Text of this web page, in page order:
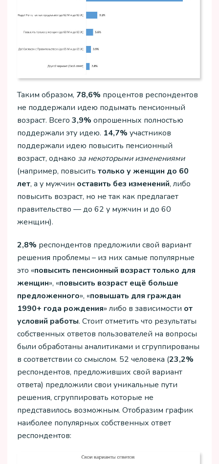
Таким образом, 78,6% процентов респондентов
не поддержали идею подымать пенсионный
возраст. Всего 3,9% опрошенных полностью
поддержали эту идею. 14,7% участников
поддержали идею повысить пенсионный
возраст, однако за некоторыми изменениями
(например, повысить только у женщин до 60
лет, а у мужчин оставить без изменений, либо
повысить возраст, но не так как предлагает
правительство — до 62 у мужчин и до 60
женщин).
2,8% респондентов предложили свой вариант
решения проблемы – из них самые популярные
это «повысить пенсионный возраст только для
женщин», «повысить возраст ещё больше
предложенного», «повышать для граждан
1990+ года рождения» либо в зависимости от
условий работы. Стоит отметить что результаты
собственных ответов пользователей на вопросы
были обработаны аналитиками и сгруппированы
в соответствии со смыслом. 52 человека (23,2%
респондентов, предложивших свой вариант
ответа) предложили свои уникальные пути
решения, сгруппировать которые не
представилось возможным. Отобразим график
наиболее популярных собственных ответ
респондентов: